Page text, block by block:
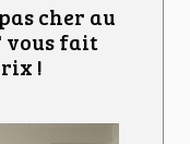
cher au
vous fait
!